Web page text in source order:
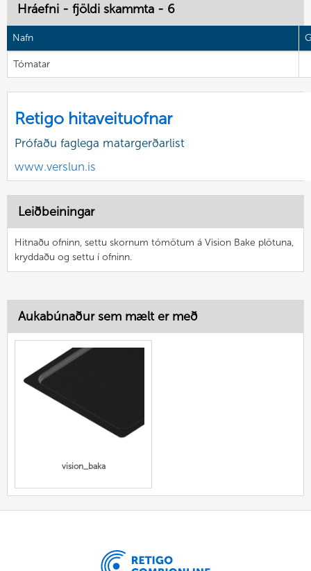
Hráefni - fjöldi skammta - 6
Nafn
Tómatar
Retigo hitaveituofnar
Prófaðu faglega matargerðarlist
www.verslun.is
Leiðbeiningar
Hitnaðu ofninn, settu skornum tómötum á Vision Bake plötuna,
kryddaðu og settu í ofninn.
Aukabúnaður sem mælt er með
vision_baka